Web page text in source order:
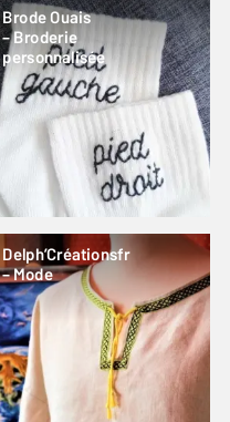
Brode Ouais
– Broderie
personnalisée
Delph’Créationsfr
– Mode